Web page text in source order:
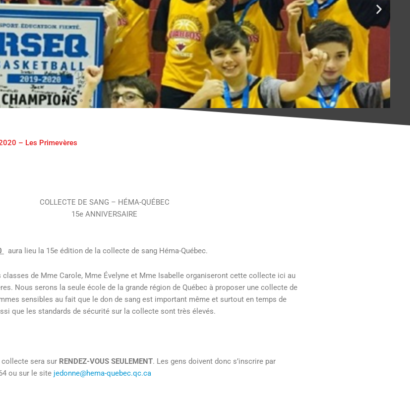
– Les Primevères
COLLECTE DE SANG – HÉMA-QUÉBEC
15e ANNIVERSAIRE
aura lieu la 15e édition de la collecte de sang Héma-Québec.
classes de Mme Carole, Mme Évelyne et Mme Isabelle organiseront cette collecte ici au
Nous serons la seule école de la grande région de Québec à proposer une collecte de
sensibles au fait que le don de sang est important même et surtout en temps de
que les standards de sécurité sur la collecte sont très élevés.
collecte sera sur RENDEZ-VOUS SEULEMENT. Les gens doivent donc s’inscrire par
ou sur le site jedonne@hema-quebec.qc.ca